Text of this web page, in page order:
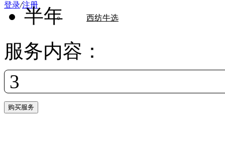
西纺牛选
登录/注册
半年
服务内容：
3